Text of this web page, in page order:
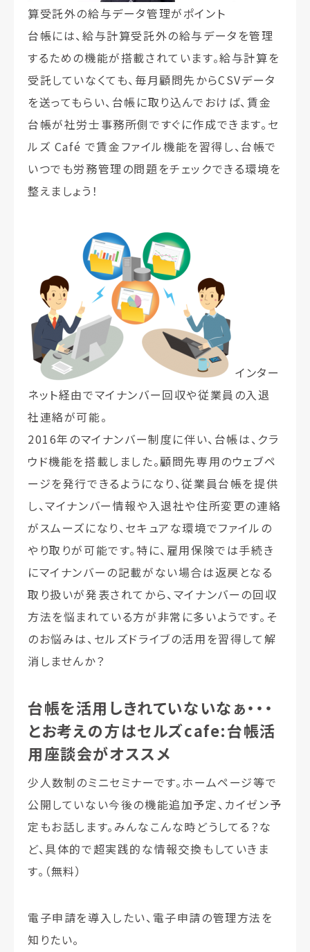
算受託外の給与データ管理がポイント
台帳には、給与計算受託外の給与データを管理
するための機能が搭載されています。給与計算を
受託していなくても、毎月顧問先からCSVデータ
を送ってもらい、台帳に取り込んでおけば、賃金
台帳が社労士事務所側ですぐに作成できます。セ
ルズ Café で賃金ファイル機能を習得し、台帳で
いつでも労務管理の問題をチェックできる環境を
整えましょう！
インター
ネット経由でマイナンバー回収や従業員の入退
社連絡が可能。
2016年のマイナンバー制度に伴い、台帳は、クラ
ウド機能を搭載しました。顧問先専用のウェブペ
ージを発行できるようになり、従業員台帳を提供
し、マイナンバー情報や入退社や住所変更の連絡
がスムーズになり、セキュアな環境でファイルの
やり取りが可能です。特に、 雇用保険では手続き
にマイナンバーの記載がない場合は返戻となる
取り扱いが発表されてから、マイナンバーの回収
方法を悩まれている方が非常に多いようです。そ
のお悩みは、セルズドライブの活用を習得して解
消しませんか？
台帳を活用しきれていないなぁ・・・
とお考えの方はセルズcafe:台帳活
用座談会がオススメ
少人数制のミニセミナーです。ホームページ等で
公開していない今後の機能追加予定、カイゼン予
定もお話します。みんなこんな時どうしてる？な
ど、具体的で超実践的な情報交換もしていきま
す。（無料）
電子申請を導入したい、電子申請の管理方法を
知りたい。